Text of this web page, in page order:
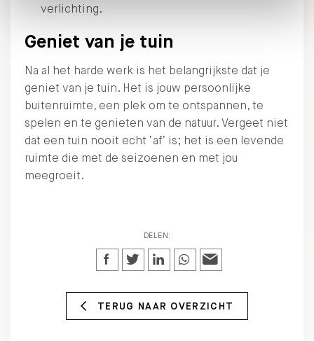
verlichting.
Geniet van je tuin
Na al het harde werk is het belangrijkste dat je
geniet van je tuin. Het is jouw persoonlijke
buitenruimte, een plek om te ontspannen, te
spelen en te genieten van de natuur. Vergeet niet
dat een tuin nooit echt ‘af’ is; het is een levende
ruimte die met de seizoenen en met jou
meegroeit.
DELEN:
TERUG NAAR OVERZICHT